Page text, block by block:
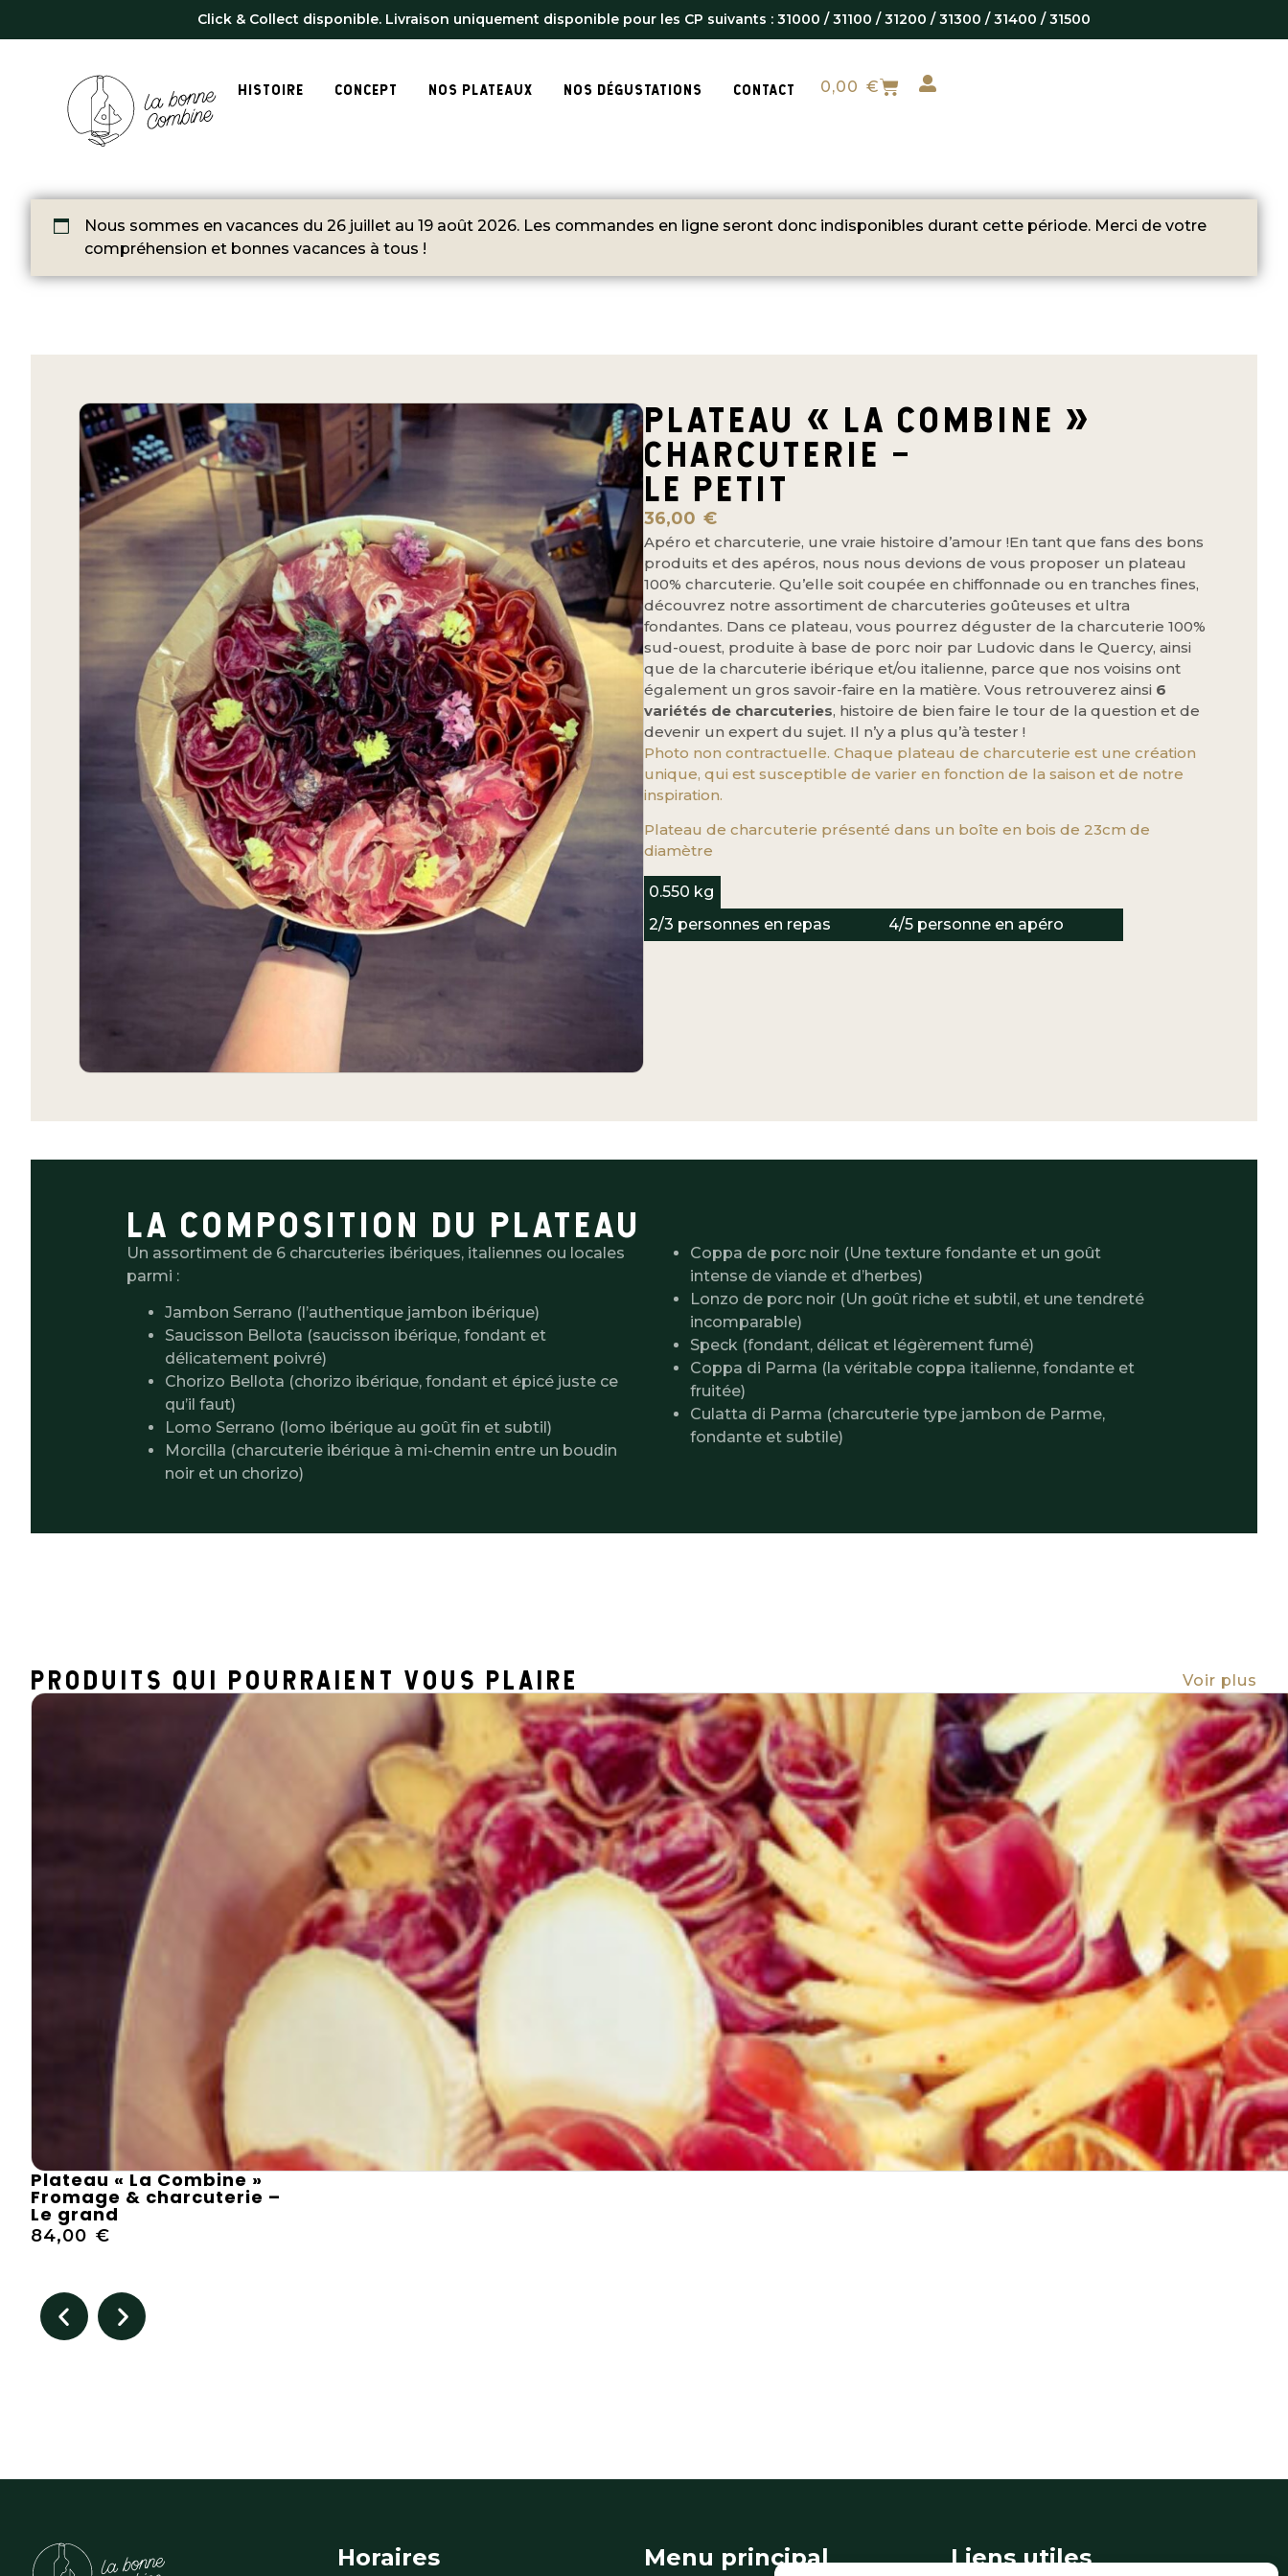
Click & Collect disponible. Livraison uniquement disponible pour les CP suivants : 31000 / 31100 / 31200 / 31300 / 31400 / 31500
HISTOIRE CONCEPT NOS PLATEAUX NOS DÉGUSTATIONS CONTACT 0,00 €
Nous sommes en vacances du 26 juillet au 19 août 2026. Les commandes en ligne seront donc indisponibles durant cette période. Merci de votre
compréhension et bonnes vacances à tous !
PLATEAU « LA COMBINE »
CHARCUTERIE –
LE PETIT
36,00 €
Apéro et charcuterie, une vraie histoire d’amour !En tant que fans des bons
produits et des apéros, nous nous devions de vous proposer un plateau
100% charcuterie. Qu’elle soit coupée en chiffonnade ou en tranches fines,
découvrez notre assortiment de charcuteries goûteuses et ultra
fondantes. Dans ce plateau, vous pourrez déguster de la charcuterie 100%
sud-ouest, produite à base de porc noir par Ludovic dans le Quercy, ainsi
que de la charcuterie ibérique et/ou italienne, parce que nos voisins ont
également un gros savoir-faire en la matière. Vous retrouverez ainsi 6
variétés de charcuteries, histoire de bien faire le tour de la question et de
devenir un expert du sujet. Il n’y a plus qu’à tester !
Photo non contractuelle. Chaque plateau de charcuterie est une création
unique, qui est susceptible de varier en fonction de la saison et de notre
inspiration.
Plateau de charcuterie présenté dans un boîte en bois de 23cm de
diamètre
0.550 kg
2/3 personnes en repas
4/5 personne en apéro
LA COMPOSITION DU PLATEAU
Un assortiment de 6 charcuteries ibériques, italiennes ou locales
parmi :
Jambon Serrano (l’authentique jambon ibérique)
Saucisson Bellota (saucisson ibérique, fondant et
délicatement poivré)
Chorizo Bellota (chorizo ibérique, fondant et épicé juste ce
qu’il faut)
Lomo Serrano (lomo ibérique au goût fin et subtil)
Morcilla (charcuterie ibérique à mi-chemin entre un boudin
noir et un chorizo)
Coppa de porc noir (Une texture fondante et un goût
intense de viande et d’herbes)
Lonzo de porc noir (Un goût riche et subtil, et une tendreté
incomparable)
Speck (fondant, délicat et légèrement fumé)
Coppa di Parma (la véritable coppa italienne, fondante et
fruitée)
Culatta di Parma (charcuterie type jambon de Parme,
fondante et subtile)
PRODUITS QUI POURRAIENT VOUS PLAIRE Voir plus
Plateau « La Combine »
Fromage & charcuterie –
Le grand
84,00 €
Horaires Menu principal Liens utiles